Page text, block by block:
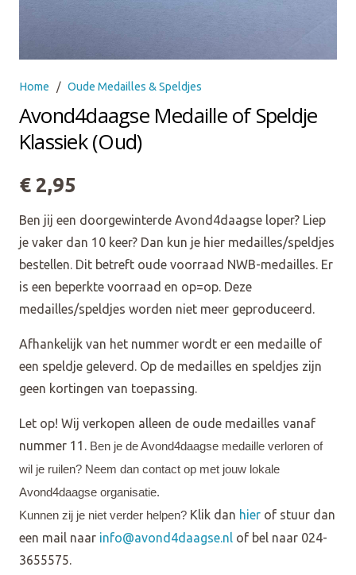
Home / Oude Medailles & Speldjes
Avond4daagse Medaille of Speldje
Klassiek (Oud)
€ 2,95
Ben jij een doorgewinterde Avond4daagse loper? Liep
je vaker dan 10 keer? Dan kun je hier medailles/speldjes
bestellen. Dit betreft oude voorraad NWB-medailles. Er
is een beperkte voorraad en op=op. Deze
medailles/speldjes worden niet meer geproduceerd.
Afhankelijk van het nummer wordt er een medaille of
een speldje geleverd. Op de medailles en speldjes zijn
geen kortingen van toepassing.
Let op! Wij verkopen alleen de oude medailles vanaf
nummer 11.
Ben je de Avond4daagse medaille verloren of
wil je ruilen? Neem dan contact op met jouw lokale
Avond4daagse organisatie.
Kunnen zij je niet verder helpen? Klik dan hier of stuur dan
een mail naar info@avond4daagse.nl of bel naar 024-
3655575.